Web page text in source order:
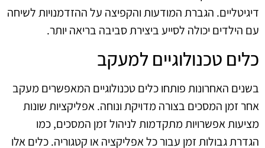
דיגיטליים. הגברת המודעות והקפיצה על ההזדמנויות לשיחה
עם הילדים יכולה לסייע ביצירת סביבה בריאה יותר.
כלים טכנולוגיים למעקב
בשנים האחרונות פותחו כלים טכנולוגיים המאפשרים מעקב
אחר זמן המסכים בצורה מדויקת ונוחה. אפליקציות שונות
מציעות אפשרויות מתקדמות לניהול זמן המסכים, כמו
הגדרת גבולות זמן עבור כל אפליקציה או קטגוריה. כלים אלו